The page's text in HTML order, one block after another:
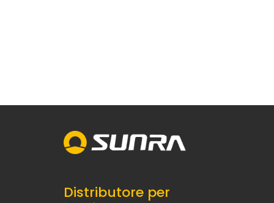
Distributore per